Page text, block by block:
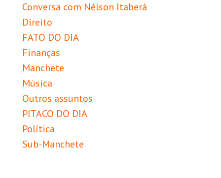
Conversa com Nélson Itaberá
Direito
FATO DO DIA
Finanças
Manchete
Música
Outros assuntos
PITACO DO DIA
Política
Sub-Manchete